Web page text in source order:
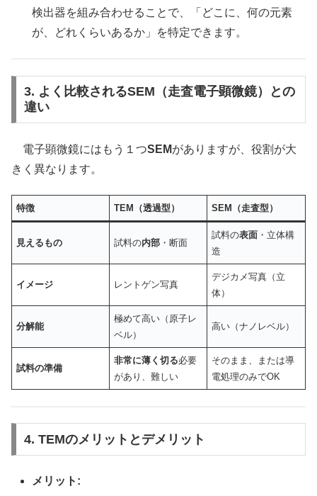
検出器を組み合わせることで、「どこに、何の元素
が、どれくらいあるか」を特定できます。
3. よく比較されるSEM（走査電子顕微鏡）との
違い
電子顕微鏡にはもう１つSEMがありますが、役割が大
きく異なります。
特徴 TEM（透過型） SEM（走査型）
見えるもの 試料の内部 ・断面
試料の表面 ・立体構
造
イメージ レントゲン写真
デジカメ写真（立
体）
分解能
極めて高い（原子レ
ベル）
高い（ナノレベル）
試料の準備
非常に薄く切る必要
があり、難しい
そのまま、または導
電処理のみでOK
4. TEMのメリットとデメリット
メリット: